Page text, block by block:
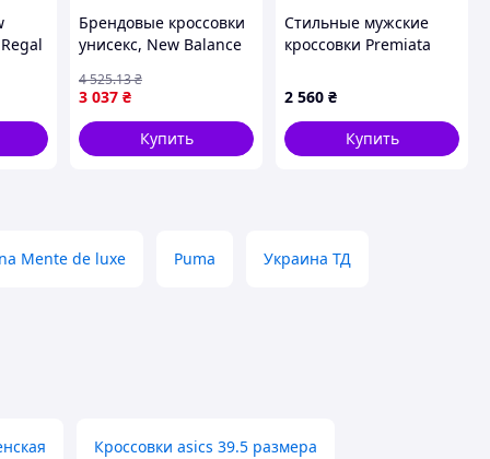
Брендовые кроссовки
унисекс, New Balance
Cordura Термо 41
3 037 ₴
4 525.13₴
Купить
Стильные мужские
кроссовки Premiata
44 (28,0 см)
2 560 ₴
Купить
Mente de luxe Puma Украина ТД
Кроссовки asics 39.5 размера